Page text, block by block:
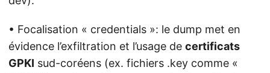
• Focalisation « credentials »: le dump met en
évidence l’exfiltration et l’usage de certificats
GPKI sud-coréens (ex. fichiers .key comme «